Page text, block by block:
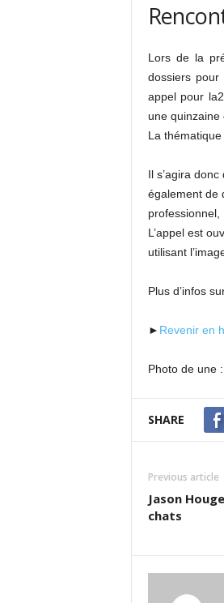
Lors de la
dossiers
appel pour
une quinzaine
La
Il s’agira
également de
L’appel est
utilisant
Plus d’infos
► Revenir en
Photo de une
SHARE
Previous article
Jason
chats